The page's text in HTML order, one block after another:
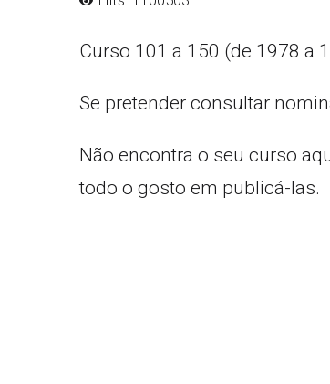
Curso 101 a 150 (de 1978 a
Se pretender consultar
Não encontra o seu curso
todo o gosto em publicá-las.